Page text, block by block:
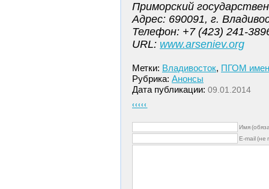
Приморский
Адрес: 690091, г.
Телефон: +7 (423) 241-
URL: www.arseniev.org
Метки: Владивосток, ПГОМ
Рубрика: Анонсы
Дата публикации: 09.01.2014
‹‹‹‹‹
Имя
E-mail (не